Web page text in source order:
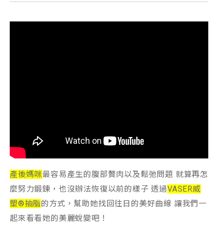
產後媽咪最容易產生的腹部贅肉以及鬆弛問題 就算再怎
麼努力鍛鍊，也沒辦法恢復以前的樣子 透過VASER威
塑®抽脂的方式，幫助她找回往日的美好曲線 讓我們一
起來看看她的美麗蛻變吧！